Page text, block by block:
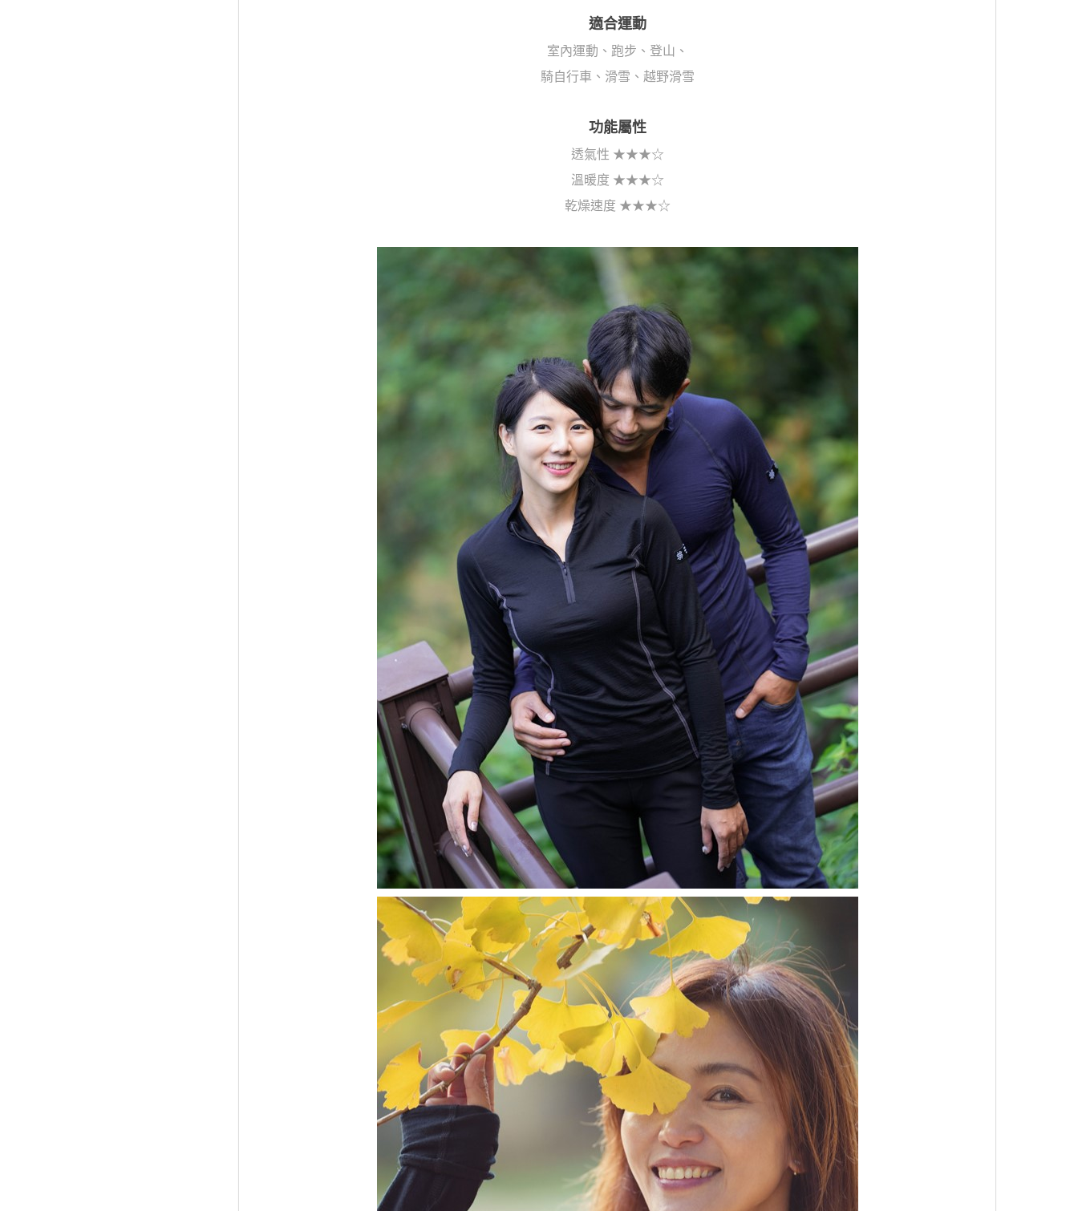
適合運動
室內運動、跑步、登山、
騎自行車、滑雪、越野滑雪
功能屬性
透氣性 ★★★☆
溫暖度 ★★★☆
乾燥速度 ★★★☆